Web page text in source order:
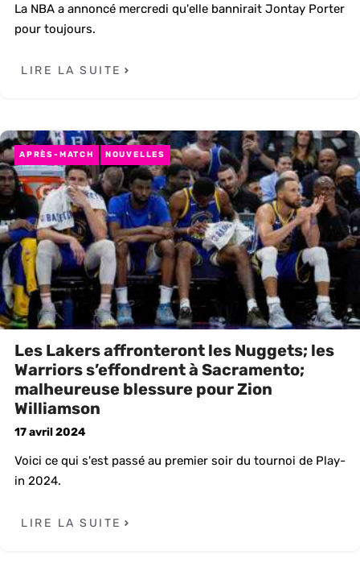
La NBA a annoncé mercredi qu'elle bannirait Jontay Porter
pour toujours.
LIRE LA SUITE
APRÈS-MATCH NOUVELLES
Les Lakers affronteront les Nuggets; les
Warriors s’effondrent à Sacramento;
malheureuse blessure pour Zion
Williamson
17 avril 2024
Voici ce qui s'est passé au premier soir du tournoi de Play-
in 2024.
LIRE LA SUITE